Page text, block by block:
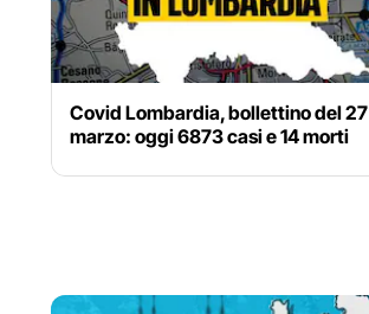
Covid Lombardia, bollettino del 27
marzo: oggi 6873 casi e 14 morti